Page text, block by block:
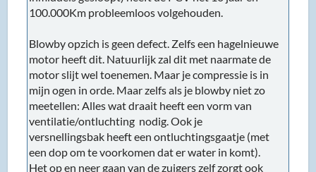
100.000Km probleemloos volgehouden.
Blowby opzich is geen defect. Zelfs een hagelnieuwe
motor heeft dit. Natuurlijk zal dit met naarmate de
motor slijt wel toenemen. Maar je compressie is in
mijn ogen in orde. Maar zelfs als je blowby niet zo
meetellen: Alles wat draait heeft een vorm van
ventilatie/ontluchting nodig. Ook je
versnellingsbak heeft een ontluchtingsgaatje (met
een dop om te voorkomen dat er water in komt).
Het op en neer gaan van de zuigers zelf zorgt ook